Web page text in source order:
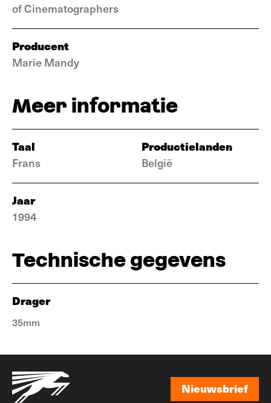
of Cinematographers
Producent
Marie Mandy
Meer informatie
Taal
Frans
Productielanden
België
Jaar
1994
Technische gegevens
Drager
35mm
Nieuwsbrief